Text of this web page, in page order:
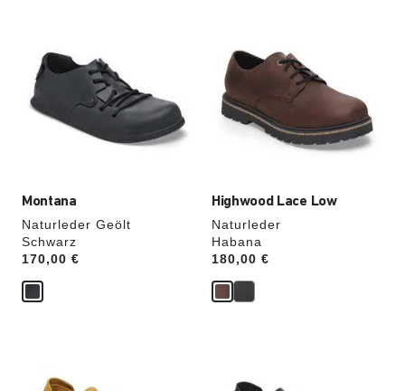
Montana
Naturleder Geölt
Schwarz
Price:
170,00 €
Farben
werden
die
Produktbilder
aktualisiert.
Highwood Lace Low
Naturleder
Habana
Price:
180,00 €
Farben
werden
die
Produktbilder
aktualisiert.